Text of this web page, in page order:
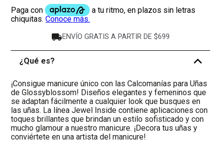
ENVÍO GRATIS A PARTIR DE $699
¿Qué es? -
¡Consigue manicure único con las Calcomanías para Uñas
de Glossyblossom! Diseños elegantes y femeninos que
se adaptan fácilmente a cualquier look que busques en
las uñas. La línea Jewel Inside contiene aplicaciones con
toques brillantes que brindan un estilo sofisticado y con
mucho glamour a nuestro manicure. ¡Decora tus uñas y
conviértete en una artista del manicure!